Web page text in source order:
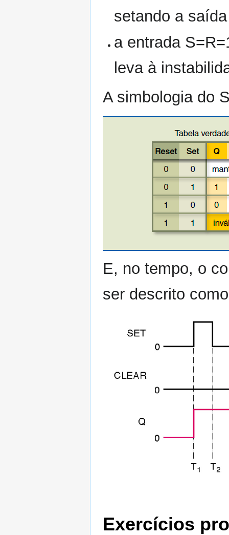
setando a
a entrada
leva à
A simbologia do
E, no tempo, o
ser descrito
Exercícios